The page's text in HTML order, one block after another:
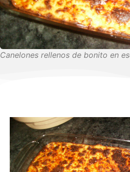
Canelones rellenos de bonito en